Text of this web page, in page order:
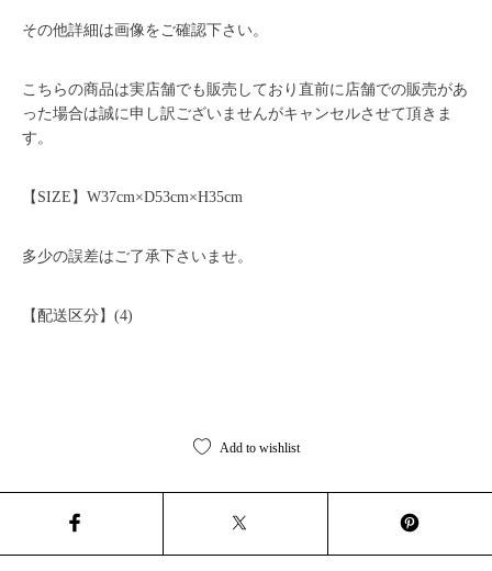
その他詳細は画像をご確認下さい。
こちらの商品は実店舗でも販売しており直前に店舗での販売があ
った場合は誠に申し訳ございませんがキャンセルさせて頂きま
す。
【SIZE】W37cm×D53cm×H35cm
多少の誤差はご了承下さいませ。
【配送区分】(4)
Add to wishlist